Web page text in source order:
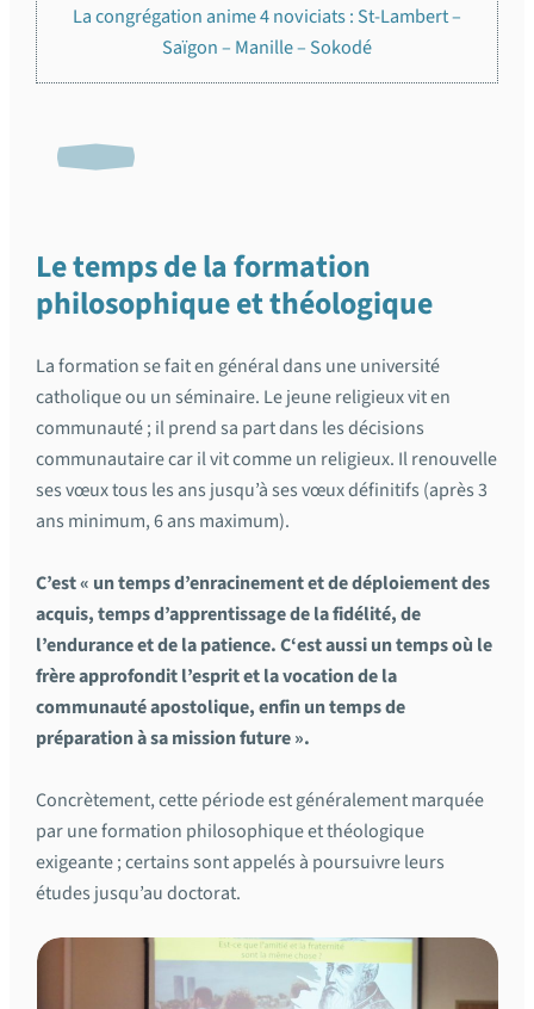
La congrégation anime 4 noviciats : St-Lambert –
Saïgon – Manille – Sokodé
Le temps de la formation
philosophique et théologique
La formation se fait en général dans une université
catholique ou un séminaire. Le jeune religieux vit en
communauté ; il prend sa part dans les décisions
communautaire car il vit comme un religieux. Il renouvelle
ses vœux tous les ans jusqu’à ses vœux définitifs (après 3
ans minimum, 6 ans maximum).
C’est « un temps d’enracinement et de déploiement des
acquis, temps d’apprentissage de la fidélité, de
l’endurance et de la patience. C‘est aussi un temps où le
frère approfondit l’esprit et la vocation de la
communauté apostolique, enfin un temps de
préparation à sa mission future ».
Concrètement, cette période est généralement marquée
par une formation philosophique et théologique
exigeante ; certains sont appelés à poursuivre leurs
études jusqu’au doctorat.